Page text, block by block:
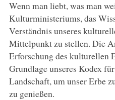
Wenn man liebt, was man
Kulturministeriums, das
Verständnis unseres
Mittelpunkt zu stellen. Die
Erforschung des kulturellen
Grundlage unseres Kodex
Landschaft, um unser Erbe
zu genießen.